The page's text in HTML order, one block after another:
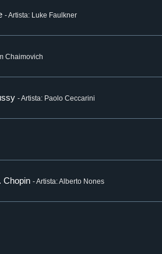
- Artista: Luke Faulkner
Chaimovich
- Artista: Paolo Ceccarini
Chopin - Artista: Alberto Nones